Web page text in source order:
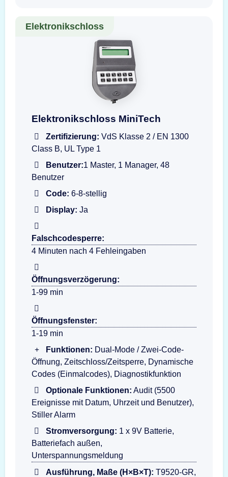
Elektronikschloss
Darstellung der Eingabeeinheit MiniTech
Elektronikschloss MiniTech
Zertifizierung: VdS Klasse 2 / EN 1300
Class B, UL Type 1
Benutzer:1 Master, 1 Manager, 48
Benutzer
Code: 6-8-stellig
Display: Ja
Falschcodesperre:
4 Minuten nach 4 Fehleingaben
Öffnungsverzögerung:
1-99 min
Öffnungsfenster:
1-19 min
Funktionen: Dual-Mode / Zwei-Code-
Öffnung, Zeitschloss/Zeitsperre, Dynamische
Codes (Einmalcodes), Diagnostikfunktion
Optionale Funktionen: Audit (5500
Ereignisse mit Datum, Uhrzeit und Benutzer),
Stiller Alarm
Stromversorgung: 1 x 9V Batterie,
Batteriefach außen,
Unterspannungsmeldung
Ausführung, Maße (H×B×T): T9520-GR,